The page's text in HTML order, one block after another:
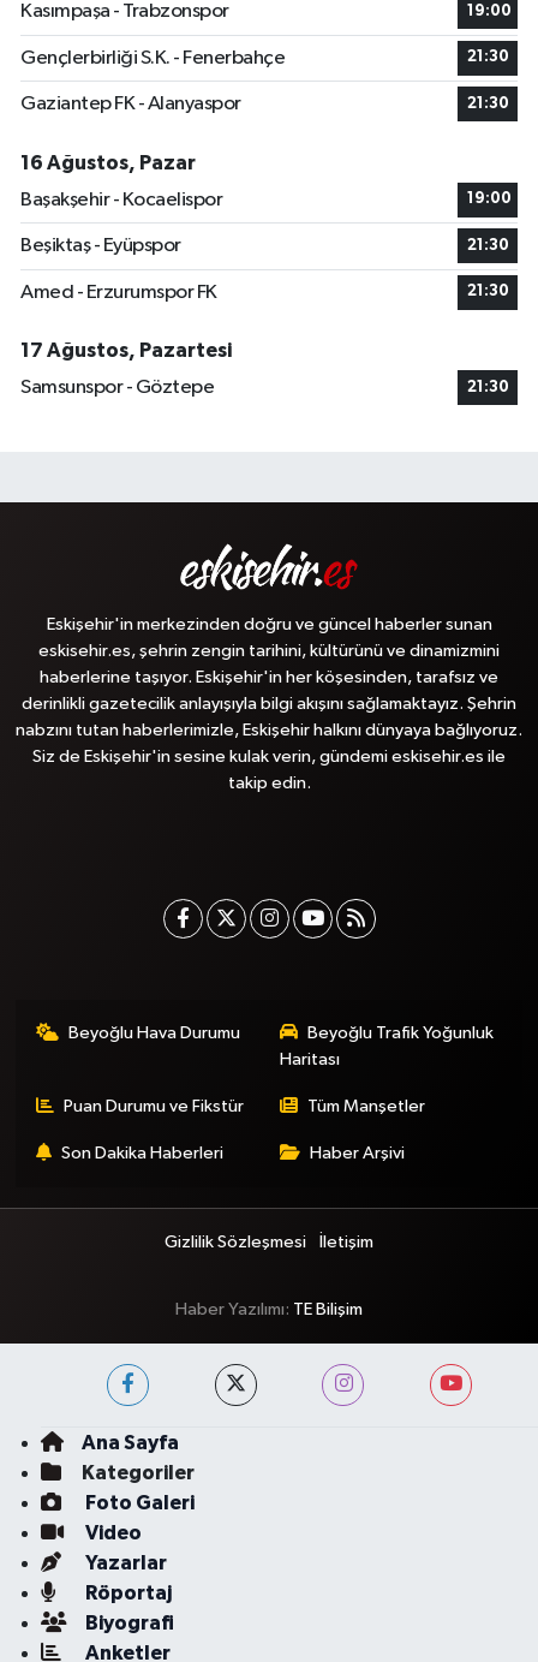
Kasımpaşa - Trabzonspor 19:00
Gençlerbirliği S.K. - Fenerbahçe 21:30
Gaziantep FK - Alanyaspor 21:30
16 Ağustos, Pazar
Başakşehir - Kocaelispor
19:00
Beşiktaş - Eyüpspor 21:30
Amed - Erzurumspor FK 21:30
17 Ağustos, Pazartesi
Samsunspor - Göztepe
21:30
Eskişehir'in merkezinden doğru ve güncel haberler sunan
eskisehir.es, şehrin zengin tarihini, kültürünü ve dinamizmini
haberlerine taşıyor. Eskişehir'in her köşesinden, tarafsız ve
derinlikli gazetecilik anlayışıyla bilgi akışını sağlamaktayız. Şehrin
nabzını tutan haberlerimizle, Eskişehir halkını dünyaya bağlıyoruz.
Siz de Eskişehir'in sesine kulak verin, gündemi eskisehir.es ile
takip edin.
Beyoğlu Hava Durumu
Beyoğlu Trafik Yoğunluk
Haritası
Puan Durumu ve Fikstür Tüm Manşetler
Son Dakika Haberleri Haber Arşivi
Gizlilik Sözleşmesi İletişim
Haber Yazılımı: TE Bilişim
Ana Sayfa
Kategoriler
Foto Galeri
Video
Yazarlar
Röportaj
Biyografi
Anketler